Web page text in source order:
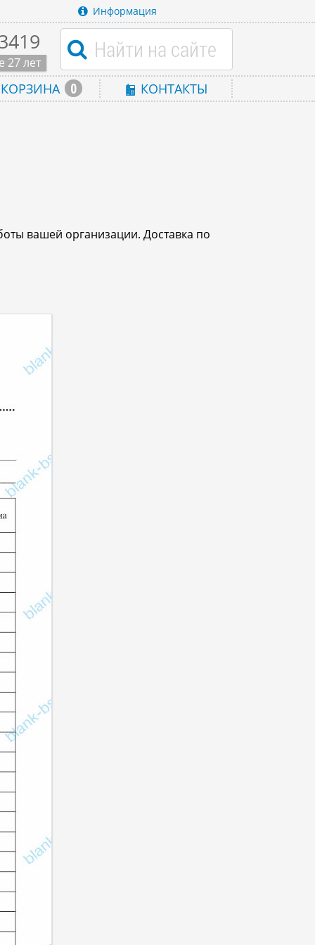
Информация
27 лет
0 КОНТАКТЫ
вашей организации. Доставка по